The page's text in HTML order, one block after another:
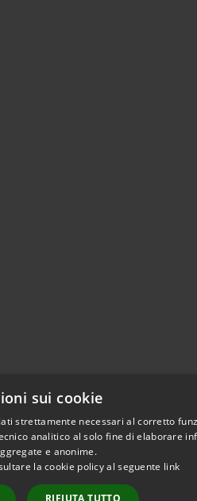
sui cookie
strettamente necessari al corretto
analitico al solo fine di elaborare
e anonime.
la cookie policy al seguente link
RIFIUTA TUTTO